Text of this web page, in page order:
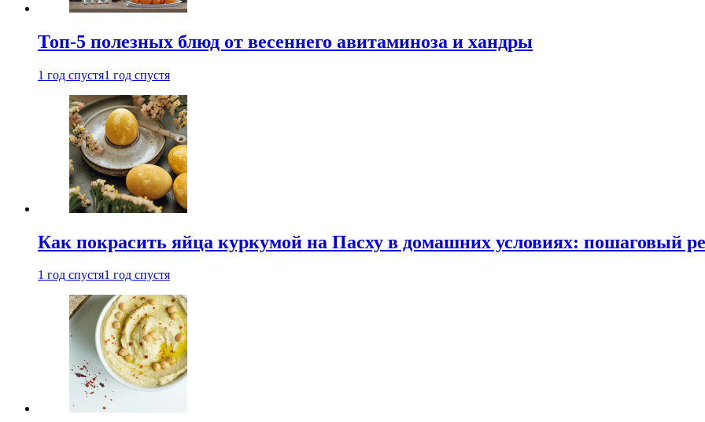
Топ-5 полезных блюд от весеннего авитаминоза и хандры
1 год спустя1 год спустя
Как покрасить яйца куркумой на Пасху в домашних условиях: пошаговый
1 год спустя1 год спустя